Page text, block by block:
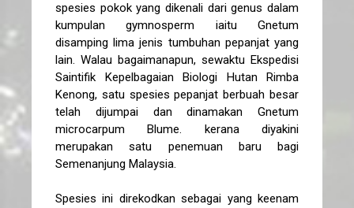
spesies pokok yang dikenali dari genus dalam
kumpulan gymnosperm iaitu Gnetum
disamping lima jenis tumbuhan pepanjat yang
lain. Walau bagaimanapun, sewaktu Ekspedisi
Saintifik Kepelbagaian Biologi Hutan Rimba
Kenong, satu spesies pepanjat berbuah besar
telah dijumpai dan dinamakan Gnetum
microcarpum Blume. kerana diyakini
merupakan satu penemuan baru bagi
Semenanjung Malaysia.
Spesies ini direkodkan sebagai yang keenam